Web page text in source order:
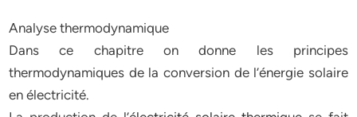
Analyse thermodynamique
Dans ce chapitre on donne les principes
thermodynamiques de la conversion de l’énergie solaire
en électricité.